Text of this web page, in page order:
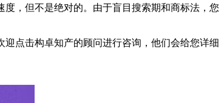
度，但不是绝对的。由于盲目搜索期和商标法，您
迎点击构卓知产的顾问进行咨询，他们会给您详细